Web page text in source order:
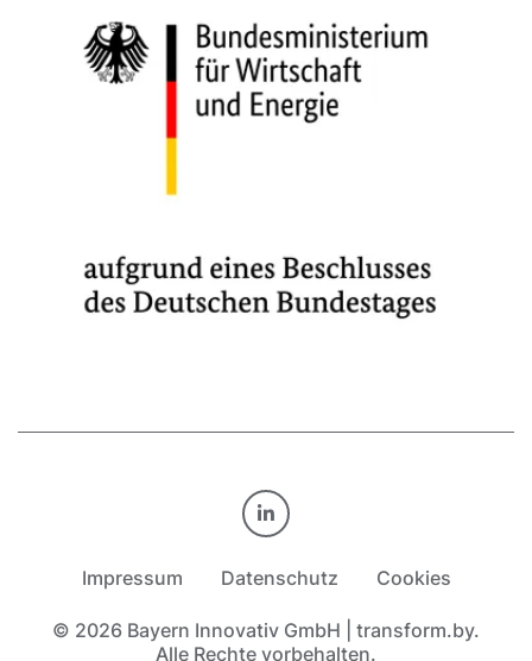
TRANSFORM.BY AUF
Impressum Datenschutz Cookies
© 2026 Bayern Innovativ GmbH | transform.by.
Alle Rechte vorbehalten.